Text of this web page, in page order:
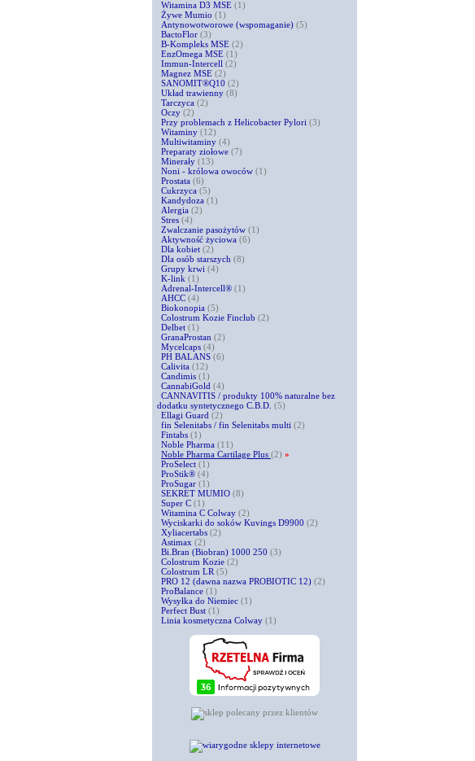
Witamina D3 MSE (1)
Żywe Mumio (1)
Antynowotworowe (wspomaganie) (5)
BactoFlor (3)
B-Kompleks MSE (2)
EnzOmega MSE (1)
Immun-Intercell (2)
Magnez MSE (2)
SANOMIT®Q10 (2)
Układ trawienny (8)
Tarczyca (2)
Oczy (2)
Przy problemach z Helicobacter Pylori (3)
Witaminy (12)
Multiwitaminy (4)
Preparaty ziołowe (7)
Minerały (13)
Noni - królowa owoców (1)
Prostata (6)
Cukrzyca (5)
Kandydoza (1)
Alergia (2)
Stres (4)
Zwalczanie pasożytów (1)
Aktywność życiowa (6)
Dla kobiet (2)
Dla osób starszych (8)
Grupy krwi (4)
K-link (1)
Adrenal-Intercell® (1)
AHCC (4)
Biokonopia (5)
Colostrum Kozie Finclub (2)
Delbet (1)
GranaProstan (2)
Mycelcaps (4)
PH BALANS (6)
Calivita (12)
Candimis (1)
CannabiGold (4)
CANNAVITIS / produkty 100% naturalne bez
dodatku syntetycznego C.B.D. (5)
Ellagi Guard (2)
fin Selenitabs / fin Selenitabs multi (2)
Fintabs (1)
Noble Pharma (11)
Noble Pharma Cartilage Plus (2) »
ProSelect (1)
ProStik® (4)
ProSugar (1)
SEKRET MUMIO (8)
Super C (1)
Witamina C Colway (2)
Wyciskarki do soków Kuvings D9900 (2)
Xyliacertabs (2)
Astimax (2)
Bi.Bran (Biobran) 1000 250 (3)
Colostrum Kozie (2)
Colostrum LR (5)
PRO 12 (dawna nazwa PROBIOTIC 12) (2)
ProBalance (1)
Wysyłka do Niemiec (1)
Perfect Bust (1)
Linia kosmetyczna Colway (1)